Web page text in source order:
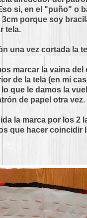
si, en el "puño" o
porque soy
tela.
una vez cortada la
marcar la vaina del
de la tela (en mi
que le damos la
de papel otra vez.
la marca por los 2
que hacer coincidir